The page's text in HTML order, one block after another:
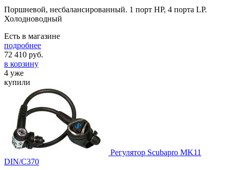
Поршневой, несбалансированный. 1 порт HP, 4 порта LP.
Холодноводный
Есть в магазине
подробнее
72 410 руб.
в корзину
4 уже
купили
Регулятор Scubapro MK11
DIN/C370